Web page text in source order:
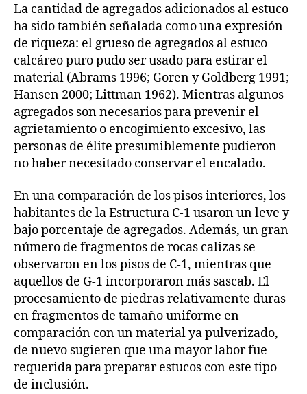
La cantidad de agregados adicionados al estuco
ha sido también señalada como una expresión
de riqueza: el grueso de agregados al estuco
calcáreo puro pudo ser usado para estirar el
material (Abrams 1996; Goren y Goldberg 1991;
Hansen 2000; Littman 1962). Mientras algunos
agregados son necesarios para prevenir el
agrietamiento o encogimiento excesivo, las
personas de élite presumiblemente pudieron
no haber necesitado conservar el encalado.
En una comparación de los pisos interiores, los
habitantes de la Estructura C-1 usaron un leve y
bajo porcentaje de agregados. Además, un gran
número de fragmentos de rocas calizas se
observaron en los pisos de C-1, mientras que
aquellos de G-1 incorporaron más sascab. El
procesamiento de piedras relativamente duras
en fragmentos de tamaño uniforme en
comparación con un material ya pulverizado,
de nuevo sugieren que una mayor labor fue
requerida para preparar estucos con este tipo
de inclusión.